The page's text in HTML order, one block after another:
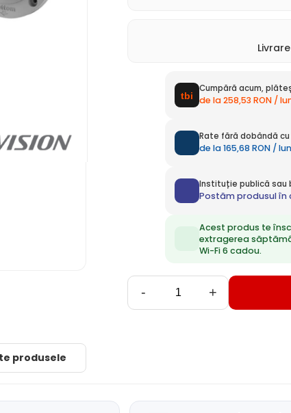
produsele
Cumpără acum,
de la 258,53 RON /
Rate fără dobândă
de la 165,68 RON /
Instituție publică sau
Postăm produsul în
Acest produs te
extragerea
Wi-Fi 6 cadou.
- +